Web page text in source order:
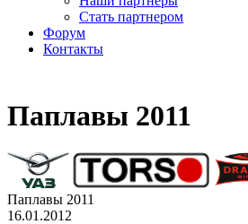
Стать партнером
Форум
Контакты
Паплавы 2011
Паплавы 2011
16.01.2012